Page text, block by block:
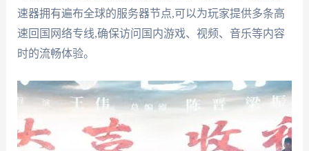
速器拥有遍布全球的服务器节点,可以为玩家提供多条高
速回国网络专线,确保访问国内游戏、视频、音乐等内容
时的流畅体验。